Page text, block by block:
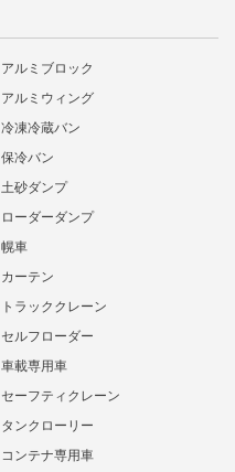
アルミブロック
アルミウィング
冷凍冷蔵バン
保冷バン
土砂ダンプ
ローダーダンプ
幌車
カーテン
トラッククレーン
セルフローダー
車載専用車
セーフティクレーン
タンクローリー
コンテナ専用車